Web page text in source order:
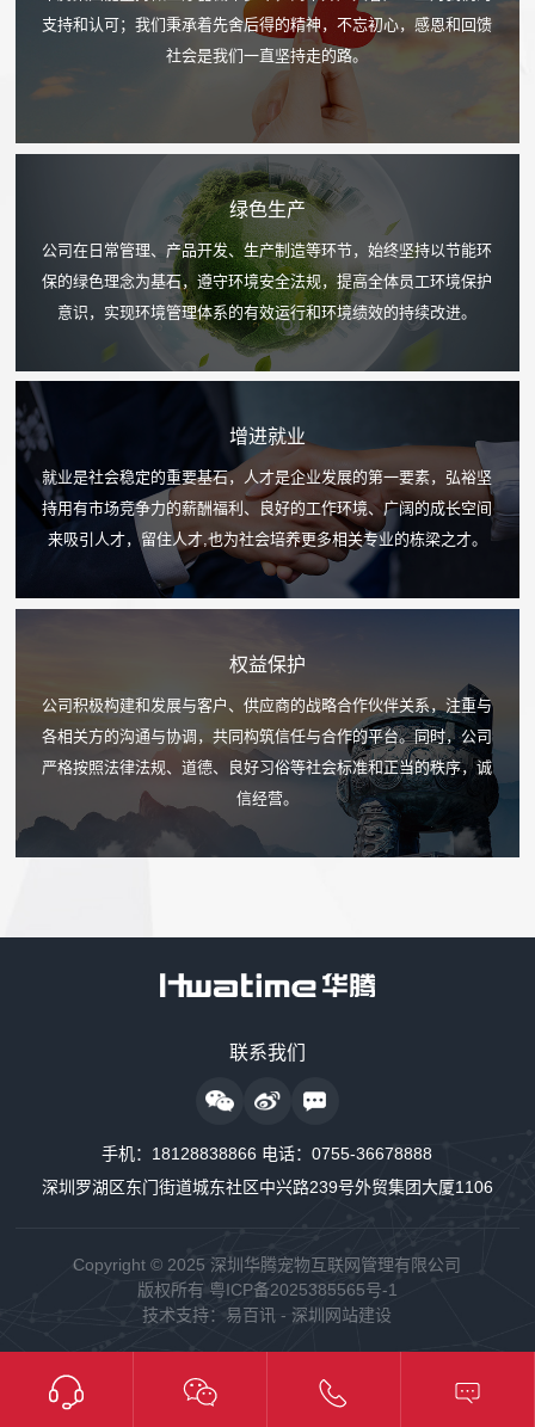
支持和认可；我们秉承着先舍后得的精神，不忘初心，感恩和回馈
社会是我们一直坚持走的路。
绿色生产
公司在日常管理、产品开发、生产制造等环节，始终坚持以节能环
保的绿色理念为基石，遵守环境安全法规，提高全体员工环境保护
意识，实现环境管理体系的有效运行和环境绩效的持续改进。
增进就业
就业是社会稳定的重要基石，人才是企业发展的第一要素，弘裕坚
持用有市场竞争力的薪酬福利、良好的工作环境、广阔的成长空间
来吸引人才，留住人才,也为社会培养更多相关专业的栋梁之才。
权益保护
公司积极构建和发展与客户、供应商的战略合作伙伴关系，注重与
各相关方的沟通与协调，共同构筑信任与合作的平台。同时，公司
严格按照法律法规、道德、良好习俗等社会标准和正当的秩序，诚
信经营。
联系我们
手机： 18128838866 电话：0755-36678888
深圳罗湖区东门街道城东社区中兴路239号外贸集团大厦1106
Copyright © 2025 深圳华腾宠物互联网管理有限公司
版权所有 粤ICP备2025385565号-1
技术支持： 易百讯 - 深圳网站建设
18128838889
24小时供氧系统售后服务
18128838848